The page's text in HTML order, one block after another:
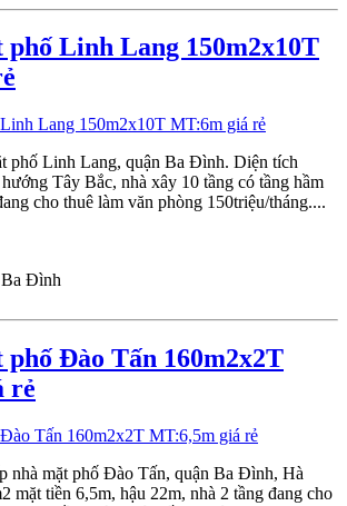
phố Linh Lang 150m2x10T
phố Linh Lang, quận Ba Đình. Diện tích
Tây Bắc, nhà xây 10 tầng có tầng hầm
cho thuê làm văn phòng 150triệu/tháng....
Đình
phố Đào Tấn 160m2x2T
rẻ
nhà mặt phố Đào Tấn, quận Ba Đình, Hà
mặt tiền 6,5m, hậu 22m, nhà 2 tầng đang cho